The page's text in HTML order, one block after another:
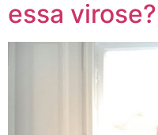
essa virose?